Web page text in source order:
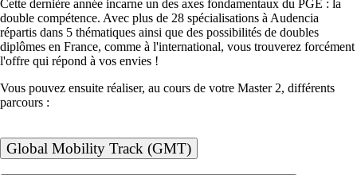
Cette dernière année incarne un des axes fondamentaux du PGE : la
double compétence. Avec plus de 28 spécialisations à Audencia
répartis dans 5 thématiques ainsi que des possibilités de doubles
diplômes en France, comme à l'international, vous trouverez forcément
l'offre qui répond à vos envies !
Vous pouvez ensuite réaliser, au cours de votre Master 2, différents
parcours :
Global Mobility Track (GMT)